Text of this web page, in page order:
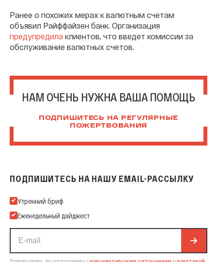
Ранее о похожих мерах к валютным счетам
объявил Райффайзен банк. Организация
предупредила клиентов, что введет комиссии за
обслуживание валютных счетов.
НАМ ОЧЕНЬ НУЖНА ВАША ПОМОЩЬ
ПОДПИШИТЕСЬ НА РЕГУЛЯРНЫЕ
ПОЖЕРТВОВАНИЯ
ПОДПИШИТЕСЬ НА НАШУ EMAIL-РАССЫЛКУ
Подпишитесь на нашу Email-рассылку
Утренний бриф
Еженедельный дайджест